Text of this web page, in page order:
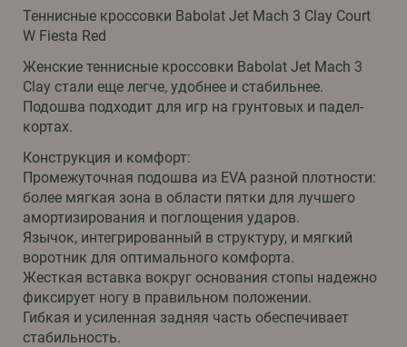
Теннисные кроссовки Babolat Jet Mach 3 Clay Court
W Fiesta Red
Женские теннисные кроссовки Babolat Jet Mach 3
Clay стали еще легче, удобнее и стабильнее.
Подошва подходит для игр на грунтовых и падел-
кортах.
Конструкция и комфорт:
Промежуточная подошва из EVA разной плотности:
более мягкая зона в области пятки для лучшего
амортизирования и поглощения ударов.
Язычок, интегрированный в структуру, и мягкий
воротник для оптимального комфорта.
Жесткая вставка вокруг основания стопы надежно
фиксирует ногу в правильном положении.
Гибкая и усиленная задняя часть обеспечивает
стабильность.